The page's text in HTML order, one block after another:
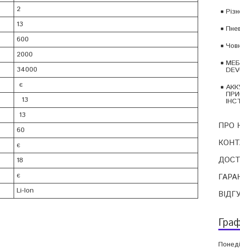
ПРО
2
13
600
2000
34000
є
13
13
60
є
18
є
Li-Ion